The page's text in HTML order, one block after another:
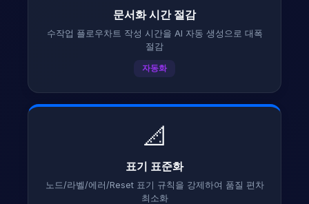
문서화 시간 절감
수작업 플로우차트 작성 시간을 AI 자동 생성으로 대폭
절감
자동화
📐
표기 표준화
노드/라벨/에러/Reset 표기 규칙을 강제하여 품질 편차
최소화